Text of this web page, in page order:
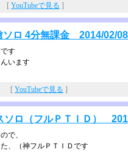
[ YouTubeで見る ]
ロ 4分無課金 2014/02/08
す
います
[ YouTubeで見る ]
ロ（フルＰＴＩＤ）
で、
、（神フルＰＴＩＤです